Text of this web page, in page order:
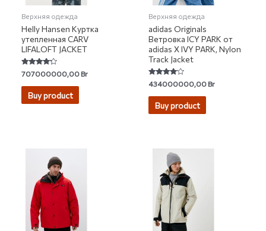
Верхняя одежда
Helly Hansen Куртка
утепленная CARV
LIFALOFT JACKET
Rated
4.00
out of 5
707000000,00Br
Buy product
Верхняя одежда
adidas Originals
Ветровка ICY PARK от
adidas X IVY PARK, Nylon
Track Jacket
Rated
3.83
out of 5
434000000,00Br
Buy product